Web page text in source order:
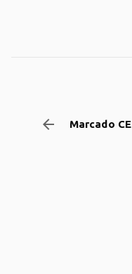
Marcado CE
arrow_backward